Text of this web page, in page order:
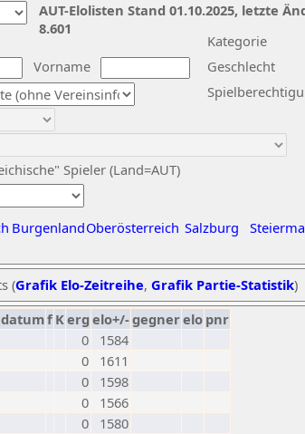
Vorname
Kategorie
Geschlecht
Spieler (Land=AUT)
BurgenlandOberösterreich Salzburg
AUT-Elolisten Stand 01.10.2025, letzte
8.601
(Grafik Elo-Zeitreihe, Grafik Partie-Statistik)
datumf Kerg elo+/-gegnerelo pnr
0
1584
0
1611
0
1598
0
1566
0
1580